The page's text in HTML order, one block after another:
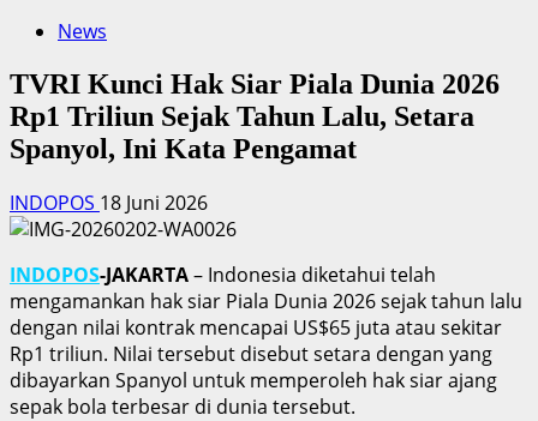
News
TVRI Kunci Hak Siar Piala Dunia 2026
Rp1 Triliun Sejak Tahun Lalu, Setara
Spanyol, Ini Kata Pengamat
INDOPOS 18 Juni 2026
INDOPOS-JAKARTA– Indonesia diketahui telah
mengamankan hak siar Piala Dunia 2026 sejak tahun lalu
dengan nilai kontrak mencapai US$65 juta atau sekitar
Rp1 triliun. Nilai tersebut disebut setara dengan yang
dibayarkan Spanyol untuk memperoleh hak siar ajang
sepak bola terbesar di dunia tersebut.